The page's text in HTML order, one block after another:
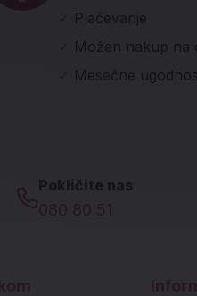
✓
Plačevanje
✓
Možen nakup na
Mesečne
Pokličite nas
080 80 51